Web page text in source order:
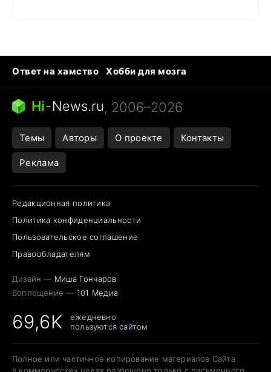
Ответ на хамство
Хобби для мозга
Бензин 100 и 95
Тунцы в океанариуме
Следующая пандемия
Hi-News.ru, 2006–2026
Темы Авторы О проекте Контакты
Реклама
Редакционная политика
Политика конфиденциальности
Пользовательское соглашение
Правообладателям
Дизайн — Миша Гончаров
Воплощение — 101 Медиа
69,6K
ежедневно
пользуются сайтом
Полное или частичное копирование материалов Сайта
в коммерческих целях разрешено только с письменного